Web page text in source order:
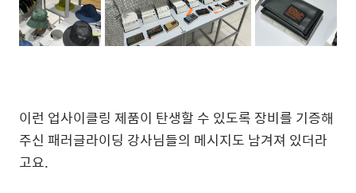
이런 업사이클링 제품이 탄생할 수 있도록 장비를 기증해
주신 패러글라이딩 강사님들의 메시지도 남겨져 있더라
고요.